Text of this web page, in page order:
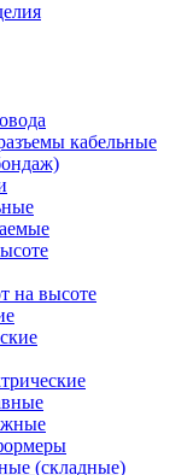
кабельные
на высоте
(складные)